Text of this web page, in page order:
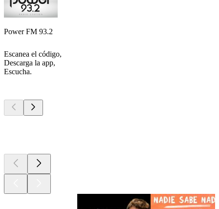
Power FM 93.2
Escanea el código,
Descarga la app,
Escucha.